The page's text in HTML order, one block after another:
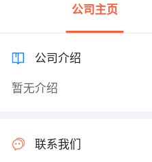
公司主页
公司介绍
暂无介绍
联系我们